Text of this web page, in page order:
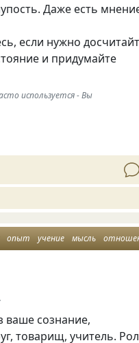
Даже есть
, если нужно
и придумайте
используется - Вы
опыт учение мысль
ваше сознание,
, товарищ, учитель.